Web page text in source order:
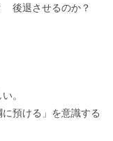
後退させるのか？
い。
預ける」を意識する